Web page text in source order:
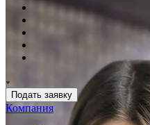
Подать заявку
Компания